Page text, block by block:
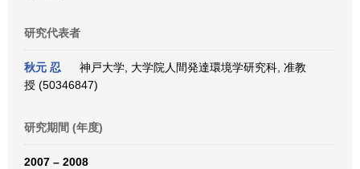
研究代表者
秋元 忍
神戸大学, 大学院人間発達環境学研究科, 准教
授 (50346847)
研究期間 (年度)
2007 – 2008